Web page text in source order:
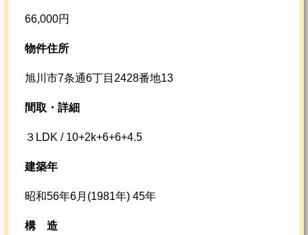
66,000円
物件住所
旭川市7条通6丁目2428番地13
間取・詳細
３LDK / 10+2k+6+6+4.5
建築年
昭和56年6月(1981年) 45年
構 造